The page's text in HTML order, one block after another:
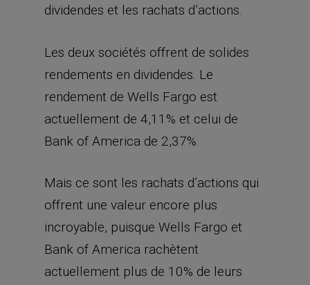
dividendes et les rachats d’actions.
Les deux sociétés offrent de solides
rendements en dividendes. Le
rendement de Wells Fargo est
actuellement de 4,11% et celui de
Bank of America de 2,37%.
Mais ce sont les rachats d’actions qui
offrent une valeur encore plus
incroyable, puisque Wells Fargo et
Bank of America rachètent
actuellement plus de 10% de leurs